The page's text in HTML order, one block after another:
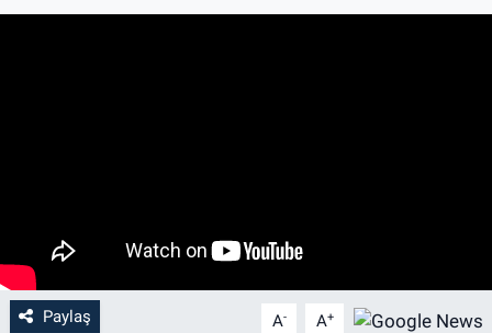
Paylaş A- A+